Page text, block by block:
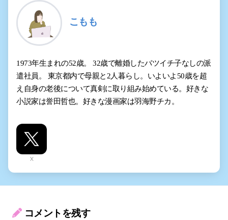
こもも
1973年生まれの52歳。 32歳で離婚したバツイチ子なしの派
遣社員。 東京都内で母親と2人暮らし。いよいよ50歳を超
え自身の老後について真剣に取り組み始めている。好きな
小説家は誉田哲也。好きな漫画家は羽海野チカ。
X
コメントを残す